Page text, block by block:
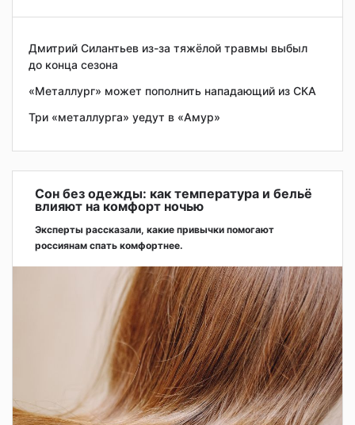
Дмитрий Силантьев из-за тяжёлой травмы выбыл
до конца сезона
«Металлург» может пополнить нападающий из СКА
Три «металлурга» уедут в «Амур»
Сон без одежды: как температура и бельё
влияют на комфорт ночью
Эксперты рассказали, какие привычки помогают
россиянам спать комфортнее.